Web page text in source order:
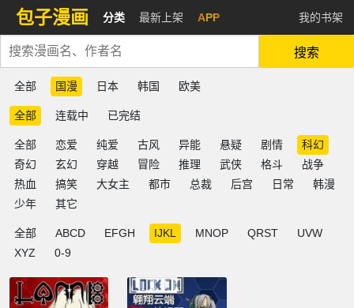
包子漫画 分类 最新上架 APP 我的书架
搜索
全部 国漫 日本 韩国 欧美
全部 连载中 已完结
全部 恋爱 纯爱 古风 异能 悬疑 剧情
科幻
奇幻
玄幻 穿越 冒险 推理 武侠 格斗
战争
热血
搞笑 大女主 都市 总裁 后宫 日常
韩漫
少年
其它
全部 ABCD EFGH IJKL MNOP QRST
UVW
XYZ
0-9